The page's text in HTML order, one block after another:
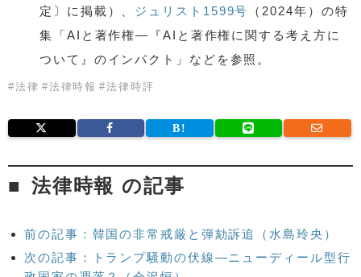
定〕に掲載）、 ジュリスト1599号
（2024年）の特
集「AIと著作権—『AIと著作権に関する考え方に
ついて』のインパクト」などを参照。
#法律 #法律時報 #法律時評
法律時報 の記事
前の記事：韓国の非常戒厳と弾劾訴追（水島玲央）
次の記事：トランプ騒動の伏線—ニューディール型行